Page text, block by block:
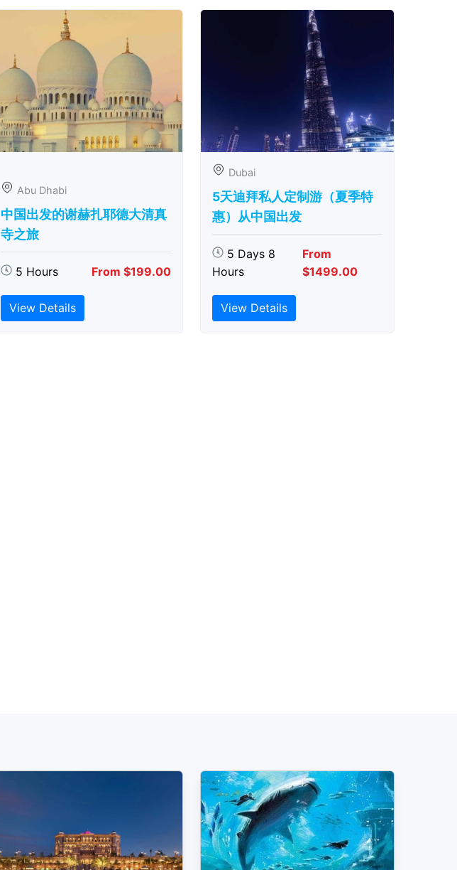
Abu Dhabi
中国出发的谢赫扎耶德大清真
寺之旅
5 Hours From $199.00
View Details
Dubai
5天迪拜私人定制游（夏季特
惠）从中国出发
5 Days 8
Hours
From
$1499.00
View Details